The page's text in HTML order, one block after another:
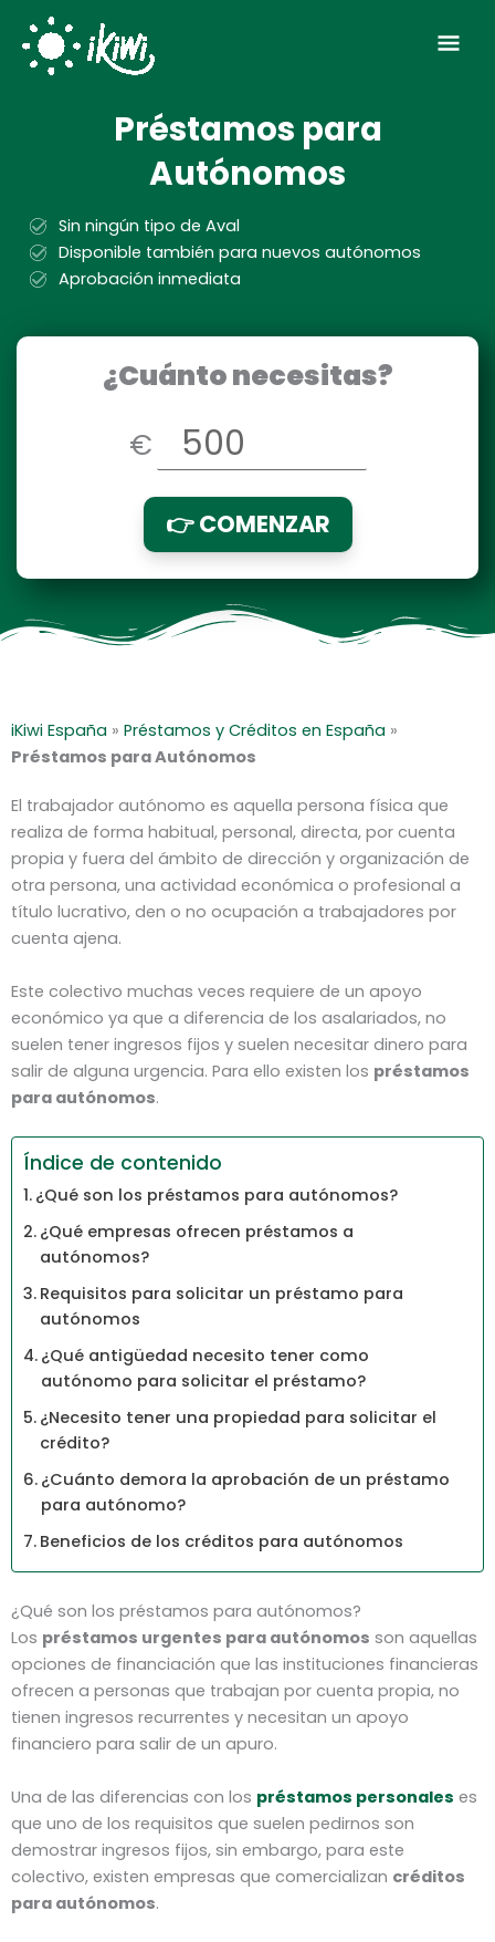
contenido
Préstamos para
Autónomos
Sin ningún tipo de Aval
Disponible también para nuevos autónomos
Aprobación inmediata
¿Cuánto necesitas?
€
👉 COMENZAR
iKiwi España » Préstamos y Créditos en España »
Préstamos para Autónomos
El trabajador autónomo es aquella persona física que
realiza de forma habitual, personal, directa, por cuenta
propia y fuera del ámbito de dirección y organización de
otra persona, una actividad económica o profesional a
título lucrativo, den o no ocupación a trabajadores por
cuenta ajena.
Este colectivo muchas veces requiere de un apoyo
económico ya que a diferencia de los asalariados, no
suelen tener ingresos fijos y suelen necesitar dinero para
salir de alguna urgencia. Para ello existen los préstamos
para autónomos.
Índice de contenido
¿Qué son los préstamos para autónomos?
¿Qué empresas ofrecen préstamos a
autónomos?
Requisitos para solicitar un préstamo para
autónomos
¿Qué antigüedad necesito tener como
autónomo para solicitar el préstamo?
¿Necesito tener una propiedad para solicitar el
crédito?
¿Cuánto demora la aprobación de un préstamo
para autónomo?
Beneficios de los créditos para autónomos
¿Qué son los préstamos para autónomos?
Los préstamos urgentes para autónomos son aquellas
opciones de financiación que las instituciones financieras
ofrecen a personas que trabajan por cuenta propia, no
tienen ingresos recurrentes y necesitan un apoyo
financiero para salir de un apuro.
Una de las diferencias con los préstamos personales es
que uno de los requisitos que suelen pedirnos son
demostrar ingresos fijos, sin embargo, para este
colectivo, existen empresas que comercializan créditos
para autónomos.